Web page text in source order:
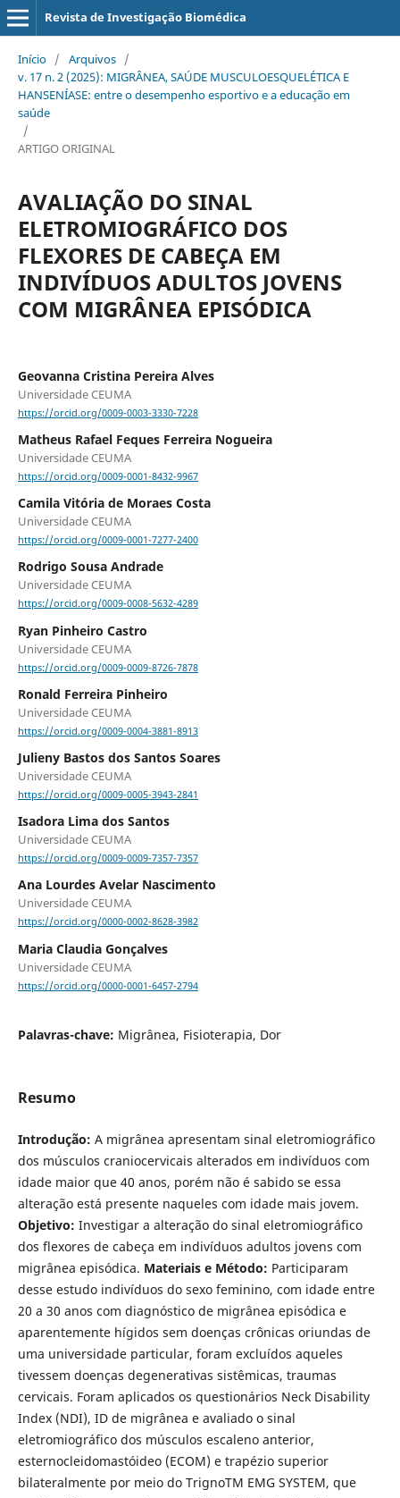
Revista de Investigação Biomédica
Início / Arquivos /
v. 17 n. 2 (2025): MIGRÂNEA, SAÚDE MUSCULOESQUELÉTICA E
HANSENÍASE: entre o desempenho esportivo e a educação em
saúde
/
ARTIGO ORIGINAL
AVALIAÇÃO DO SINAL
ELETROMIOGRÁFICO DOS
FLEXORES DE CABEÇA EM
INDIVÍDUOS ADULTOS JOVENS
COM MIGRÂNEA EPISÓDICA
Geovanna Cristina Pereira Alves
Universidade CEUMA
https://orcid.org/0009-0003-3330-7228
Matheus Rafael Feques Ferreira Nogueira
Universidade CEUMA
https://orcid.org/0009-0001-8432-9967
Camila Vitória de Moraes Costa
Universidade CEUMA
https://orcid.org/0009-0001-7277-2400
Rodrigo Sousa Andrade
Universidade CEUMA
https://orcid.org/0009-0008-5632-4289
Ryan Pinheiro Castro
Universidade CEUMA
https://orcid.org/0009-0009-8726-7878
Ronald Ferreira Pinheiro
Universidade CEUMA
https://orcid.org/0009-0004-3881-8913
Julieny Bastos dos Santos Soares
Universidade CEUMA
https://orcid.org/0009-0005-3943-2841
Isadora Lima dos Santos
Universidade CEUMA
https://orcid.org/0009-0009-7357-7357
Ana Lourdes Avelar Nascimento
Universidade CEUMA
https://orcid.org/0000-0002-8628-3982
Maria Claudia Gonçalves
Universidade CEUMA
https://orcid.org/0000-0001-6457-2794
Palavras-chave: Migrânea, Fisioterapia, Dor
Resumo
Introdução: A migrânea apresentam sinal eletromiográfico
dos músculos craniocervicais alterados em indivíduos com
idade maior que 40 anos, porém não é sabido se essa
alteração está presente naqueles com idade mais jovem.
Objetivo: Investigar a alteração do sinal eletromiográfico
dos flexores de cabeça em indivíduos adultos jovens com
migrânea episódica. Materiais e Método: Participaram
desse estudo indivíduos do sexo feminino, com idade entre
20 a 30 anos com diagnóstico de migrânea episódica e
aparentemente hígidos sem doenças crônicas oriundas de
uma universidade particular, foram excluídos aqueles
tivessem doenças degenerativas sistêmicas, traumas
cervicais. Foram aplicados os questionários Neck Disability
Index (NDI), ID de migrânea e avaliado o sinal
eletromiográfico dos músculos escaleno anterior,
esternocleidomastóideo (ECOM) e trapézio superior
bilateralmente por meio do TrignoTM EMG SYSTEM, que